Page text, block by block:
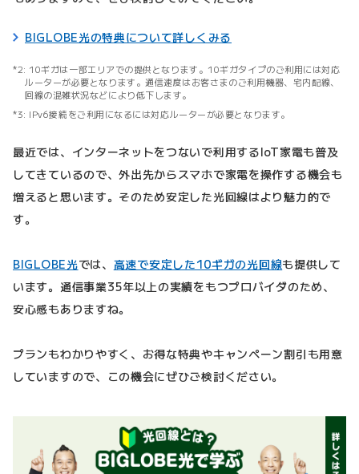
BIGLOBE光の特典について詳しくみる
10ギガは一部エリアでの提供となります。10ギガタイプのご利用には対応
ルーターが必要となります。通信速度はお客さまのご利用機器、宅内配線、
回線の混雑状況などにより低下します。
IPv6接続をご利用になるには対応ルーターが必要となります。
最近では、インターネットをつないで利用するIoT家電も普及
してきているので、外出先からスマホで家電を操作する機会も
増えると思います。そのため安定した光回線はより魅力的で
す。
BIGLOBE光では、 高速で安定した10ギガの光回線も提供して
います。通信事業35年以上の実績をもつプロバイダのため、
安心感もありますね。
プランもわかりやすく、お得な特典やキャンペーン割引も用意
していますので、この機会にぜひご検討ください。